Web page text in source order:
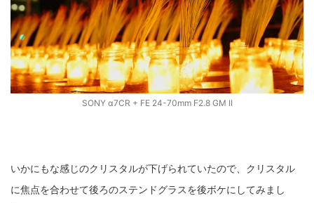
SONY α7CR + FE 24-70mm F2.8 GM II
いかにもな感じのクリスタルが下げられていたので、クリスタル
に焦点を合わせて後ろのステンドグラスを後ボケにしてみまし